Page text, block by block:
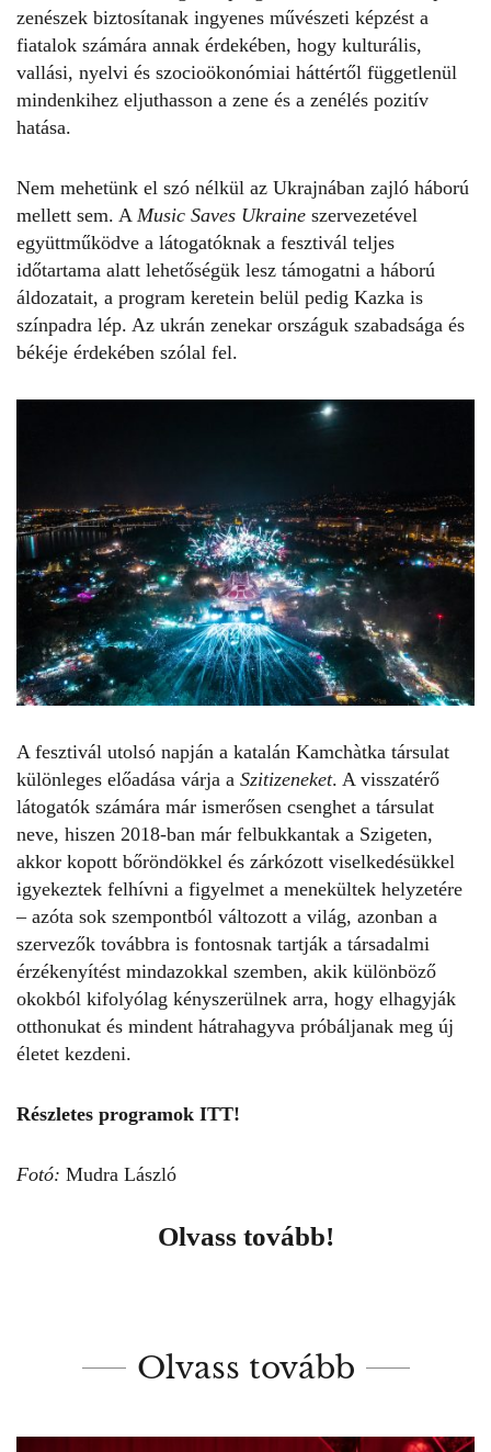
zenészek biztosítanak ingyenes művészeti képzést a
fiatalok számára annak érdekében, hogy kulturális,
vallási, nyelvi és szocioökonómiai háttértől függetlenül
mindenkihez eljuthasson a zene és a zenélés pozitív
hatása.
Nem mehetünk el szó nélkül az Ukrajnában zajló háború
mellett sem. A Music Saves Ukraine szervezetével
együttműködve a látogatóknak a fesztivál teljes
időtartama alatt lehetőségük lesz támogatni a háború
áldozatait, a program keretein belül pedig Kazka is
színpadra lép. Az ukrán zenekar országuk szabadsága és
békéje érdekében szólal fel.
A fesztivál utolsó napján a katalán Kamchàtka társulat
különleges előadása várja a Szitizeneket. A visszatérő
látogatók számára már ismerősen csenghet a társulat
neve, hiszen 2018-ban már felbukkantak a Szigeten,
akkor kopott bőröndökkel és zárkózott viselkedésükkel
igyekeztek felhívni a figyelmet a menekültek helyzetére
– azóta sok szempontból változott a világ, azonban a
szervezők továbbra is fontosnak tartják a társadalmi
érzékenyítést mindazokkal szemben, akik különböző
okokból kifolyólag kényszerülnek arra, hogy elhagyják
otthonukat és mindent hátrahagyva próbáljanak meg új
életet kezdeni.
Részletes programok ITT!
Fotó: Mudra László
Olvass tovább!
Olvass tovább